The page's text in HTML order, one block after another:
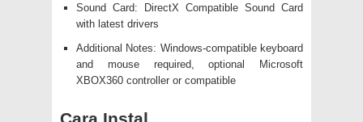
Sound Card: DirectX Compatible Sound Card
with latest drivers
Additional Notes: Windows-compatible keyboard
and mouse required, optional Microsoft
XBOX360 controller or compatible
Cara Instal